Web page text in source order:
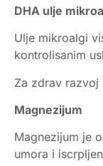
DHA ulje
Ulje mikroalgi
kontrolisanim
Za zdrav
Magnezijum
Magnezijum je
umora i